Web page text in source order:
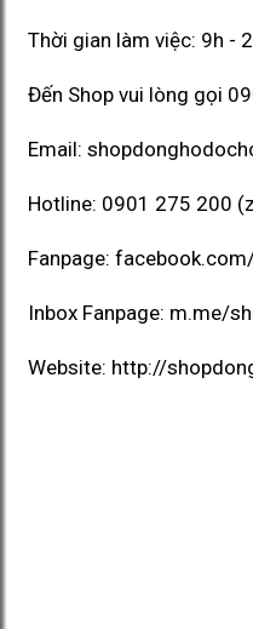
Thời gian làm việc: 9h -
Đến Shop vui lòng gọi
Email:
Hotline: 0901 275 200
Fanpage:
Inbox Fanpage: m.me/
Website: http://